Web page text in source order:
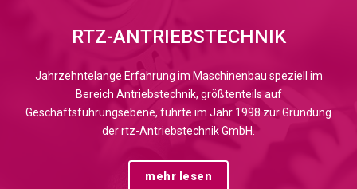
RTZ-ANTRIEBSTECHNIK
Jahrzehntelange Erfahrung im Maschinenbau speziell im
Bereich Antriebstechnik, größtenteils auf
Geschäftsführungsebene, führte im Jahr 1998 zur Gründung
der rtz-Antriebstechnik GmbH.
mehr lesen